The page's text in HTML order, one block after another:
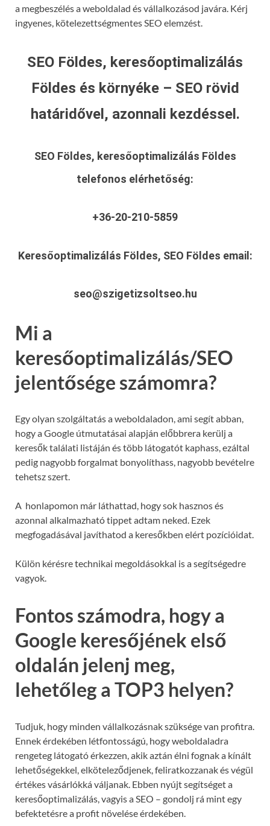
a megbeszélés a weboldalad és vállalkozásod javára. Kérj
ingyenes, kötelezettségmentes SEO elemzést.
SEO Földes, keresőoptimalizálás
Földes és környéke – SEO rövid
határidővel, azonnali kezdéssel.
SEO Földes, keresőoptimalizálás Földes
telefonos elérhetőség:
+36-20-210-5859
Keresőoptimalizálás Földes, SEO Földes email:
seo@szigetizsoltseo.hu
Mi a
keresőoptimalizálás/SEO
jelentősége számomra?
Egy olyan szolgáltatás a weboldaladon, ami segít abban,
hogy a Google útmutatásai alapján előbbrera kerülj a
keresők találati listáján és több látogatót kaphass, ezáltal
pedig nagyobb forgalmat bonyolíthass, nagyobb bevételre
tehetsz szert.
A honlapomon már láthattad, hogy sok hasznos és
azonnal alkalmazható tippet adtam neked. Ezek
megfogadásával javíthatod a keresőkben elért pozícióidat.
Külön kérésre technikai megoldásokkal is a segítségedre
vagyok.
Fontos számodra, hogy a
Google keresőjének első
oldalán jelenj meg,
lehetőleg a TOP3 helyen?
Tudjuk, hogy minden vállalkozásnak szüksége van profitra.
Ennek érdekében létfontosságú, hogy weboldaladra
rengeteg látogató érkezzen, akik aztán élni fognak a kínált
lehetőségekkel, elköteleződjenek, feliratkozzanak és végül
értékes vásárlókká váljanak. Ebben nyújt segítséget a
keresőoptimalizálás, vagyis a SEO – gondolj rá mint egy
befektetésre a profit növelése érdekében.